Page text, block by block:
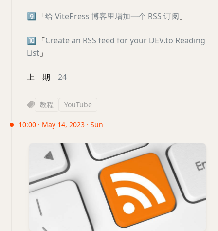
9️⃣ 「给 VitePress 博客里增加一个 RSS 订阅 」
🔟 「Create an RSS feed for your DEV.to Reading
List 」
上一期： 24
教程 YouTube
10:00 · May 14, 2023 · Sun